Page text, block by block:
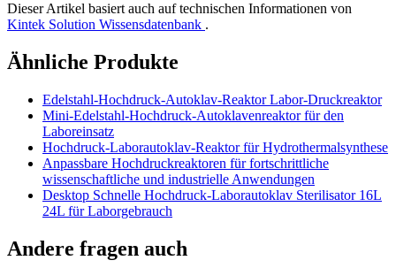
Dieser Artikel basiert auch auf technischen Informationen von
Kintek Solution Wissensdatenbank .
Ähnliche Produkte
Edelstahl-Hochdruck-Autoklav-Reaktor Labor-Druckreaktor
Mini-Edelstahl-Hochdruck-Autoklavenreaktor für den
Laboreinsatz
Hochdruck-Laborautoklav-Reaktor für Hydrothermalsynthese
Anpassbare Hochdruckreaktoren für fortschrittliche
wissenschaftliche und industrielle Anwendungen
Desktop Schnelle Hochdruck-Laborautoklav Sterilisator 16L
24L für Laborgebrauch
Andere fragen auch